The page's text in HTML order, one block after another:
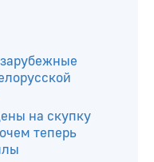
на скупку
теперь